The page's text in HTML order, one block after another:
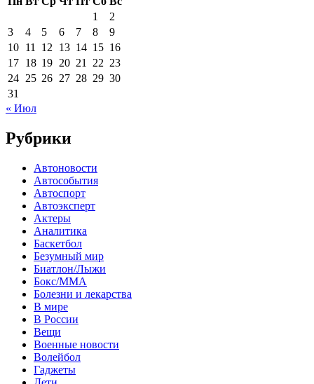
1
2
3
4 5 6 7 8
9
10 11 12 13 14 15 16
17 18 19 20 21 22 23
24 25 26 27 28 29 30
31
« Июл
Рубрики
Автоновости
Автособытия
Автоспорт
Автоэксперт
Актеры
Аналитика
Баскетбол
Безумный мир
Биатлон/Лыжи
Бокс/MMA
Болезни и лекарства
В мире
В России
Вещи
Военные новости
Волейбол
Гаджеты